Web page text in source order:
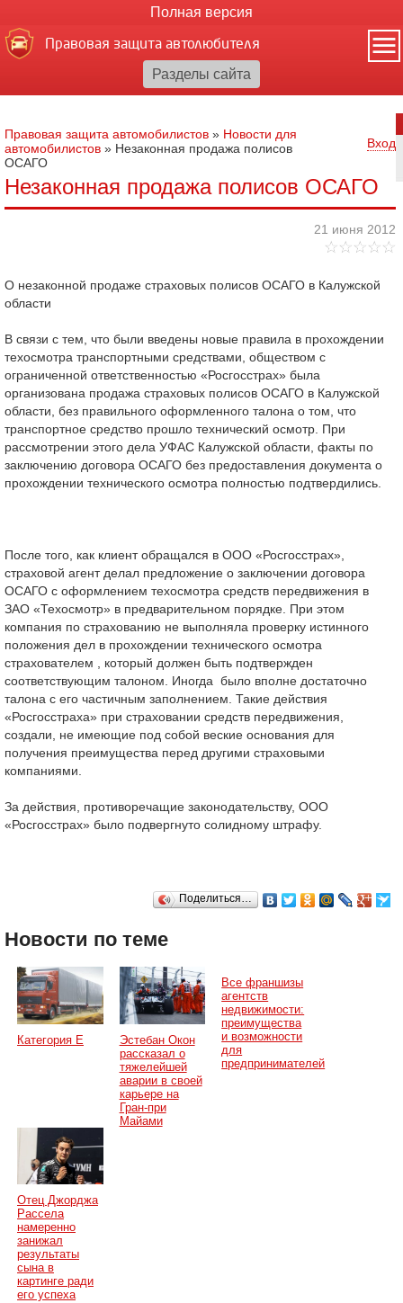
Полная версия
Правовая защита автолюбителя
Правовая защита автомобилистов » Новости для
автомобилистов » Незаконная продажа полисов
ОСАГО
Вход
Незаконная продажа полисов ОСАГО
21 июня 2012
О незаконной продаже страховых полисов ОСАГО в Калужской
области
В связи с тем, что были введены новые правила в прохождении
техосмотра транспортными средствами, обществом с
ограниченной ответственностью «Росгосстрах» была
организована продажа страховых полисов ОСАГО в Калужской
области, без правильного оформленного талона о том, что
транспортное средство прошло технический осмотр. При
рассмотрении этого дела УФАС Калужской области, факты по
заключению договора ОСАГО без предоставления документа о
прохождении технического осмотра полностью подтвердились.
После того, как клиент обращался в ООО «Росгосстрах»,
страховой агент делал предложение о заключении договора
ОСАГО с оформлением техосмотра средств передвижения в
ЗАО «Техосмотр» в предварительном порядке. При этом
компания по страхованию не выполняла проверку истинного
положения дел в прохождении технического осмотра
страхователем , который должен быть подтвержден
соответствующим талоном. Иногда было вполне достаточно
талона с его частичным заполнением. Такие действия
«Росгосстраха» при страховании средств передвижения,
создали, не имеющие под собой веские основания для
получения преимущества перед другими страховыми
компаниями.
За действия, противоречащие законодательству, ООО
«Росгосстрах» было подвергнуто солидному штрафу.
Поделиться…
Новости по теме
Категория Е
Эстебан Окон
рассказал о
тяжелейшей
аварии в своей
карьере на
Гран-при
Майами
Все франшизы
агентств
недвижимости:
преимущества
и возможности
для
предпринимателей
Отец Джорджа
Рассела
намеренно
занижал
результаты
сына в
картинге ради
его успеха